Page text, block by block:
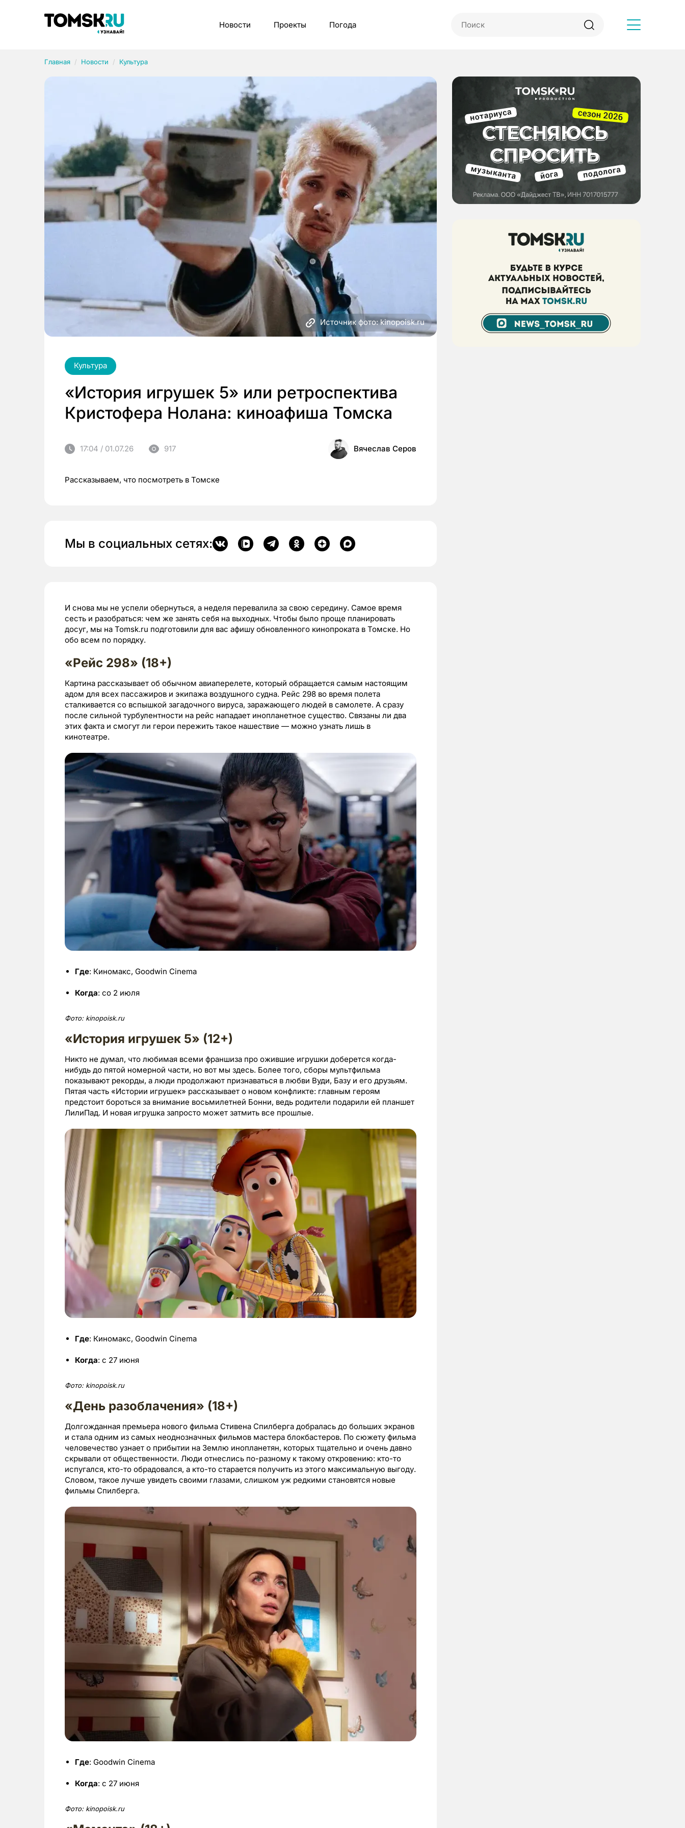
Новости Проекты Погода
Главная Новости Культура
Источник фото: kinopoisk.ru
Культура
«История игрушек 5» или ретроспектива
Кристофера Нолана: киноафиша Томска
17:04 / 01.07.26 917 Вячеслав Серов
Рассказываем, что посмотреть в Томске
Мы в социальных сетях:
И снова мы не успели обернуться, а неделя перевалила за свою середину. Самое время
сесть и разобраться: чем же занять себя на выходных. Чтобы было проще планировать
досуг, мы на Tomsk.ru подготовили для вас афишу обновленного кинопроката в Томске. Но
обо всем по порядку.
«Рейс 298» (18+)
Картина рассказывает об обычном авиаперелете, который обращается самым настоящим
адом для всех пассажиров и экипажа воздушного судна. Рейс 298 во время полета
сталкивается со вспышкой загадочного вируса, заражающего людей в самолете. А сразу
после сильной турбулентности на рейс нападает инопланетное существо. Связаны ли два
этих факта и смогут ли герои пережить такое нашествие — можно узнать лишь в
кинотеатре.
Где: Киномакс, Goodwin Cinema
Когда: со 2 июля
Фото: kinopoisk.ru
«История игрушек 5» (12+)
Никто не думал, что любимая всеми франшиза про ожившие игрушки доберется когда-
нибудь до пятой номерной части, но вот мы здесь. Более того, сборы мультфильма
показывают рекорды, а люди продолжают признаваться в любви Вуди, Базу и его друзьям.
Пятая часть «Истории игрушек» рассказывает о новом конфликте: главным героям
предстоит бороться за внимание восьмилетней Бонни, ведь родители подарили ей планшет
ЛилиПад. И новая игрушка запросто может затмить все прошлые.
Где: Киномакс, Goodwin Cinema
Когда: с 27 июня
Фото: kinopoisk.ru
«День разоблачения» (18+)
Долгожданная премьера нового фильма Стивена Спилберга добралась до больших экранов
и стала одним из самых неоднозначных фильмов мастера блокбастеров. По сюжету фильма
человечество узнает о прибытии на Землю инопланетян, которых тщательно и очень давно
скрывали от общественности. Люди отнеслись по-разному к такому откровению: кто-то
испугался, кто-то обрадовался, а кто-то старается получить из этого максимальную выгоду.
Словом, такое лучше увидеть своими глазами, слишком уж редкими становятся новые
фильмы Спилберга.
Где: Goodwin Cinema
Когда: с 27 июня
Фото: kinopoisk.ru
Рубрики